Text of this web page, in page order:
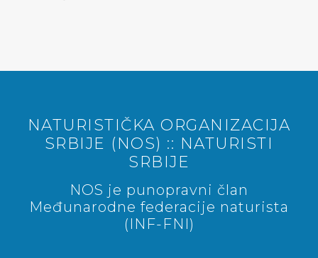
NATURISTIČKA ORGANIZACIJA
SRBIJE (NOS) :: NATURISTI
SRBIJE
NOS je punopravni član
Međunarodne federacije naturista
(INF-FNI)